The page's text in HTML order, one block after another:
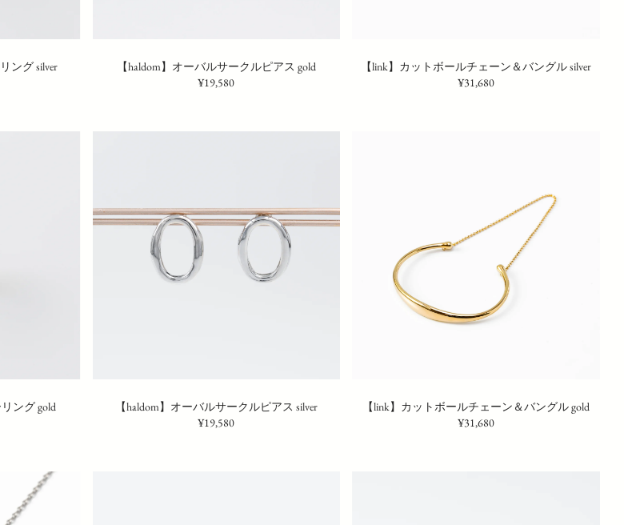
ング silver
【haldom】オーバルサークルピアス gold
¥19,580
【link】カットボールチェーン＆バングル silver
¥31,680
ング gold
【haldom】オーバルサークルピアス silver
¥19,580
【link】カットボールチェーン＆バングル gold
¥31,680